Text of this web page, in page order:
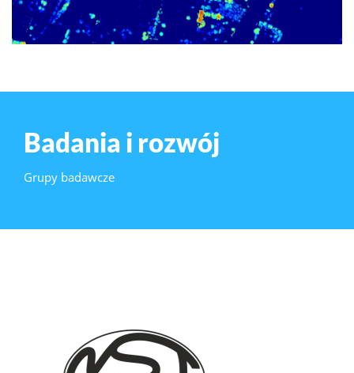
Badania i rozwój
Grupy badawcze